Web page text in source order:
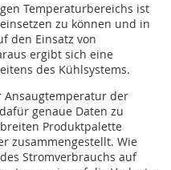
Temperaturbereichs ist
zu können und in
den Einsatz von
ergibt sich eine
des Kühlsystems.
der
genaue Daten zu
Produktpalette
zusammengestellt. Wie
Stromverbrauchs auf